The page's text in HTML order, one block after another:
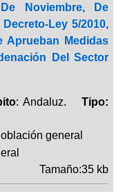
Noviembre, De
Ley 5/2010,
Aprueban Medidas
Del Sector
: Andaluz.Tipo:
general
Tamaño:35 kb